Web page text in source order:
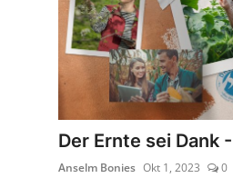
Der Ernte sei Dank
Anselm Bonies Okt 1, 2023 0